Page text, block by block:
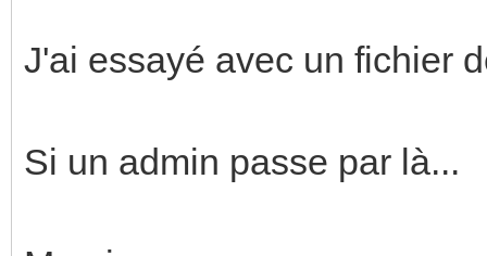
J'ai essayé avec un fichier
Si un admin passe par là...